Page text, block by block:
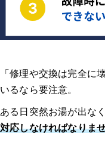
「修理や交換は完全に
いるなら要注意。
ある日突然お湯が出な
対応しなければなりま